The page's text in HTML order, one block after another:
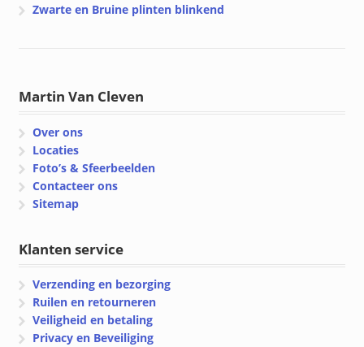
Zwarte en Bruine plinten blinkend
Martin Van Cleven
Over ons
Locaties
Foto’s & Sfeerbeelden
Contacteer ons
Sitemap
Klanten service
Verzending en bezorging
Ruilen en retourneren
Veiligheid en betaling
Privacy en Beveiliging